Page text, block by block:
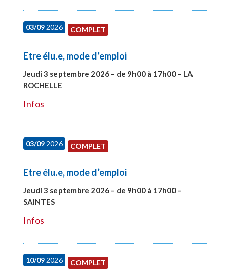
03/092026 COMPLET
Etre élu.e, mode d’emploi
Jeudi 3 septembre 2026 – de 9h00 à 17h00 – LA
ROCHELLE
Infos
03/092026 COMPLET
Etre élu.e, mode d’emploi
Jeudi 3 septembre 2026 – de 9h00 à 17h00 –
SAINTES
Infos
10/092026 COMPLET